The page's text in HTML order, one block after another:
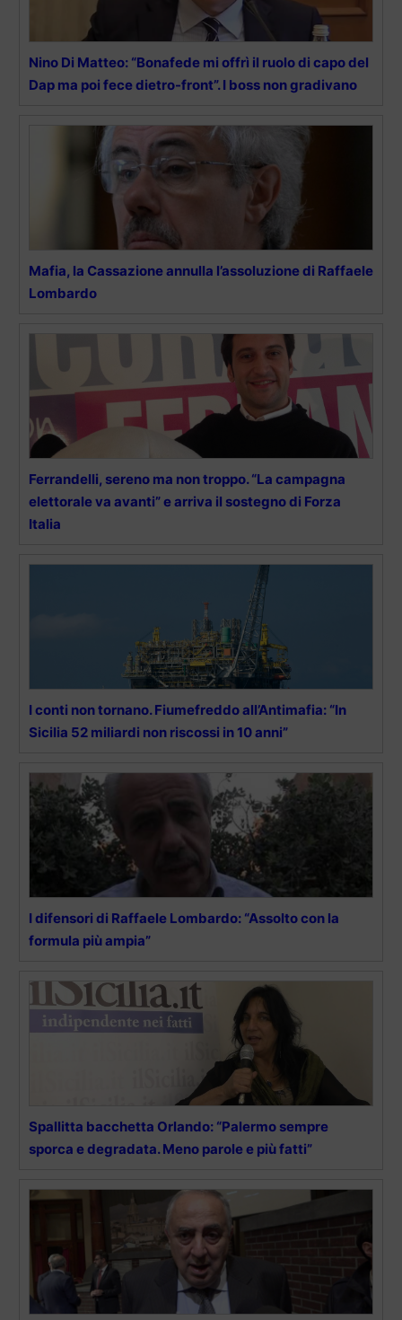
Nino Di Matteo: “Bonafede mi offrì il ruolo di capo del
Dap ma poi fece dietro-front”. I boss non gradivano
Mafia, la Cassazione annulla l’assoluzione di Raffaele
Lombardo
Ferrandelli, sereno ma non troppo. “La campagna
elettorale va avanti” e arriva il sostegno di Forza
Italia
I conti non tornano. Fiumefreddo all’Antimafia: “In
Sicilia 52 miliardi non riscossi in 10 anni”
I difensori di Raffaele Lombardo: “Assolto con la
formula più ampia”
Spallitta bacchetta Orlando: “Palermo sempre
sporca e degradata. Meno parole e più fatti”